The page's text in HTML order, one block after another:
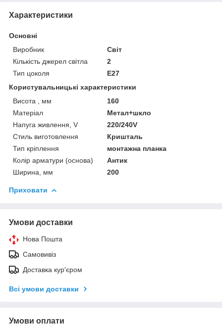
Характеристики
Основні
Виробник
Світ
Кількість джерел світла
2
Тип цоколя
E27
Користувальницькі характеристики
Висота , мм
160
Матеріал
Метал+шкло
Напуга живлення, V
220/240V
Стиль виготовлення
Кришталь
Тип кріплення
монтажна планка
Колір арматури (основа)
Антик
Ширина, мм
200
Приховати
Умови доставки
Нова Пошта
Самовивіз
Доставка кур'єром
Всі умови доставки
Умови оплати